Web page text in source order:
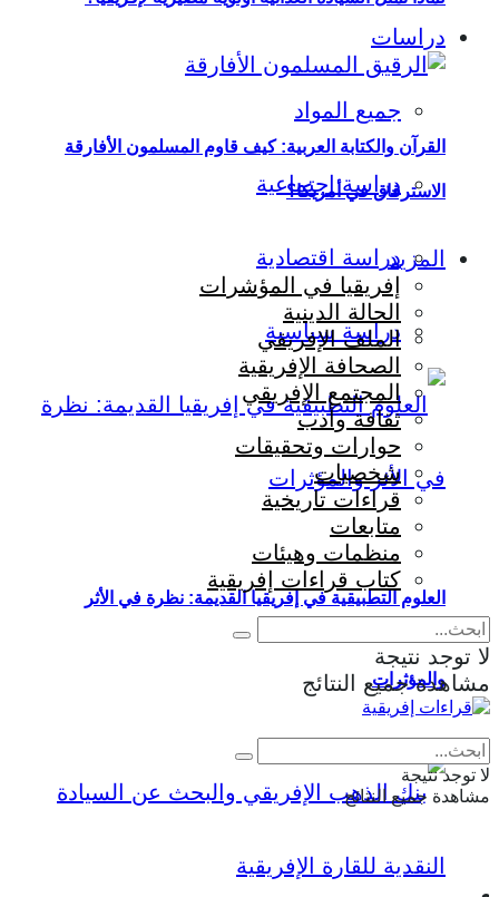
دراسات
جميع المواد
دراسة اجتماعية
دراسة اقتصادية
دراسة سياسية
العلوم التطبيقية في إفريقيا القديمة: نظرة في الأثر
والمؤثرات
القرآن والكتابة العربية: كيف قاوم المسلمون الأفارقة
الاسترقاق في أمريكا؟
المزيد
إفريقيا في المؤشرات
الحالة الدينية
الملف الإفريقي
الصحافة الإفريقية
المجتمع الإفريقي
ثقافة وأدب
حوارات وتحقيقات
شخصيات
قراءات تاريخية
متابعات
منظمات وهيئات
كتاب قراءات إفريقية
لا توجد نتيجة
مشاهدة جميع النتائج
لا توجد نتيجة
مشاهدة جميع النتائج